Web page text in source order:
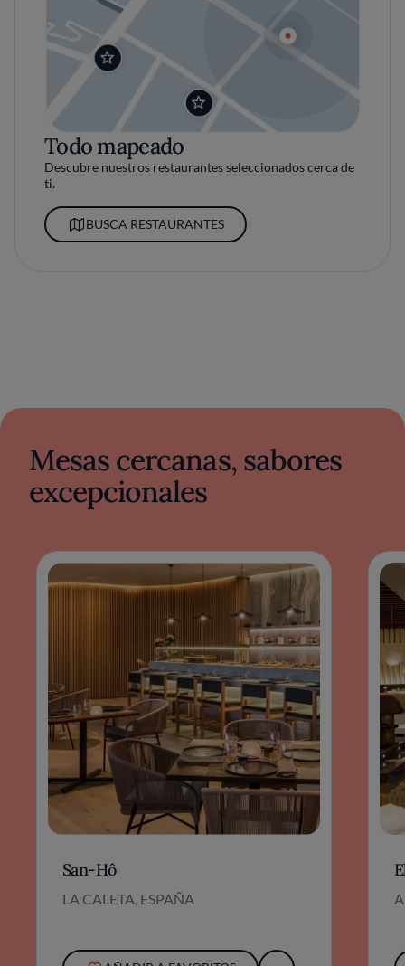
Todo mapeado
Descubre nuestros restaurantes seleccionados cerca de
ti.
BUSCA RESTAURANTES
Mesas cercanas, sabores
excepcionales
San-Hô
LA CALETA, ESPAÑA